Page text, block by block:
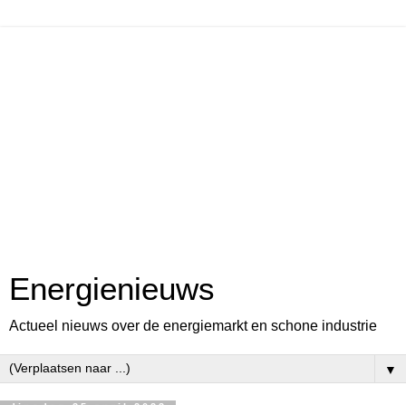
Energienieuws
Actueel nieuws over de energiemarkt en schone industrie
▼